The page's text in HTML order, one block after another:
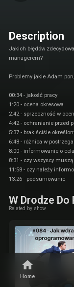
Home
Description
Jakich błędów
managerem?
Problemy jakie Adam
00:34 - jakość pracy
1:20 - ocena okresowa
2:42 - sprzeczność w
4:42 - ochranianie przed
5:37 - brak ściśle
6:48 - różnica w
8:00 - informowanie o
8:31 - czy wszyscy
11:58 - czy należy
13:26 - podsumowanie
W Drodze Do
Related by show